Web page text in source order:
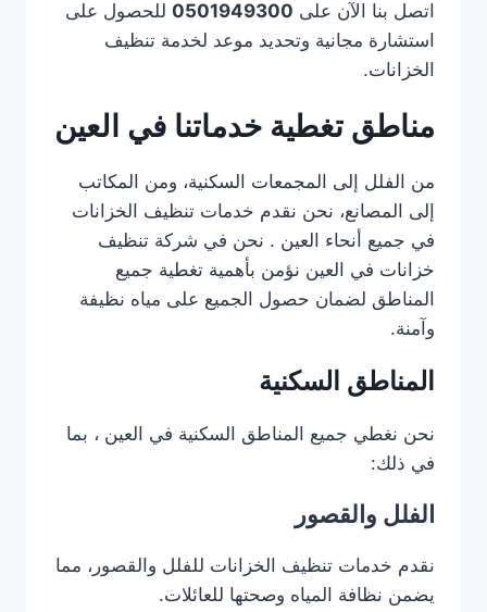
اتصل بنا الآن على 0501949300 للحصول على
استشارة مجانية وتحديد موعد لخدمة تنظيف
الخزانات.
مناطق تغطية خدماتنا في العين
من الفلل إلى المجمعات السكنية، ومن المكاتب
إلى المصانع، نحن نقدم خدمات تنظيف الخزانات
في جميع أنحاء العين . نحن في شركة تنظيف
خزانات في العين نؤمن بأهمية تغطية جميع
المناطق لضمان حصول الجميع على مياه نظيفة
وآمنة.
المناطق السكنية
نحن نغطي جميع المناطق السكنية في العين ، بما
في ذلك:
الفلل والقصور
نقدم خدمات تنظيف الخزانات للفلل والقصور، مما
يضمن نظافة المياه وصحتها للعائلات.